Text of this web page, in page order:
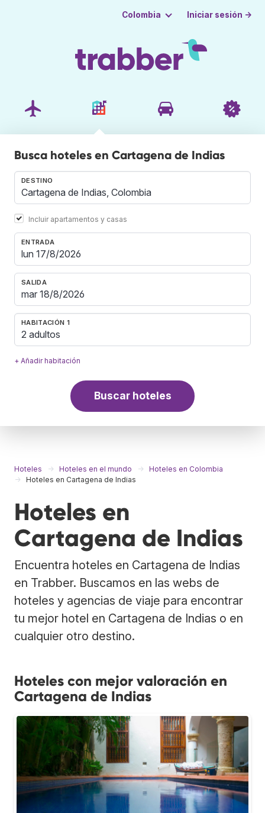
Colombia Iniciar sesión →
Busca hoteles en Cartagena de Indias
DESTINO
Incluir apartamentos y casas
ENTRADA
SALIDA
HABITACIÓN 1
2 adultos
+ Añadir habitación
Buscar hoteles
Hoteles Hoteles en el mundo
Hoteles en Colombia
Hoteles en Cartagena de Indias
Hoteles en
Cartagena de Indias
Encuentra hoteles en Cartagena de Indias
en Trabber. Buscamos en las webs de
hoteles y agencias de viaje para encontrar
tu mejor hotel en Cartagena de Indias o en
cualquier otro destino.
Hoteles con mejor valoración en
Cartagena de Indias